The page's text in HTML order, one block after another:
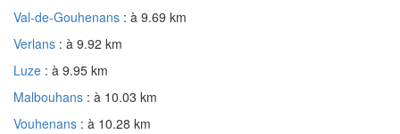
Val-de-Gouhenans : à 9.69 km
Verlans : à 9.92 km
Luze : à 9.95 km
Malbouhans : à 10.03 km
Vouhenans : à 10.28 km